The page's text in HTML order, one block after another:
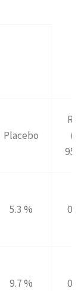
Placebo
5.3 %
9.7 %